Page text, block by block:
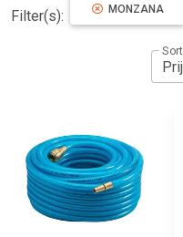
Filter(s): MONZANA